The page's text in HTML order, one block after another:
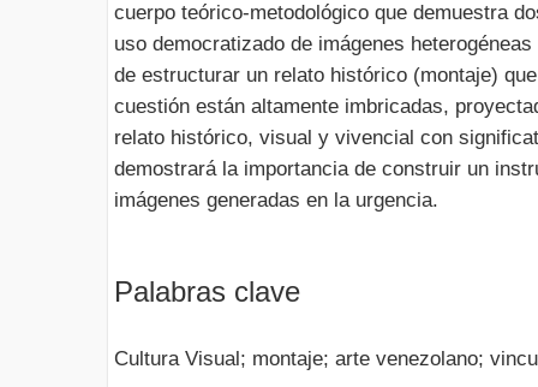
cuerpo teórico-metodológico que demuestra
uso democratizado de imágenes
de estructurar un relato histórico (montaje)
cuestión están altamente imbricadas,
relato histórico, visual y vivencial con
demostrará la importancia de construir un
imágenes generadas en la urgencia.
Palabras clave
Cultura Visual; montaje; arte venezolano;